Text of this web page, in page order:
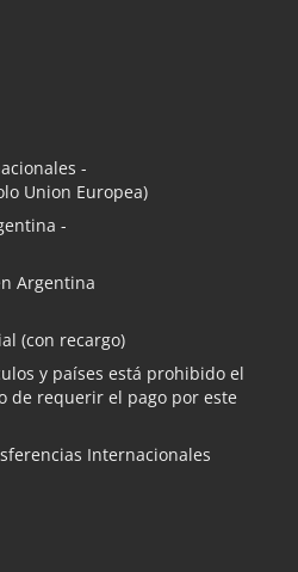
-
Union Europea)
-
Argentina
(con recargo)
y países está prohibido el
de requerir el pago por este
Internacionales